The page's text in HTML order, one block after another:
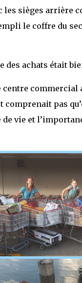
sièges arrière
le coffre du
des achats était
pas
vie et